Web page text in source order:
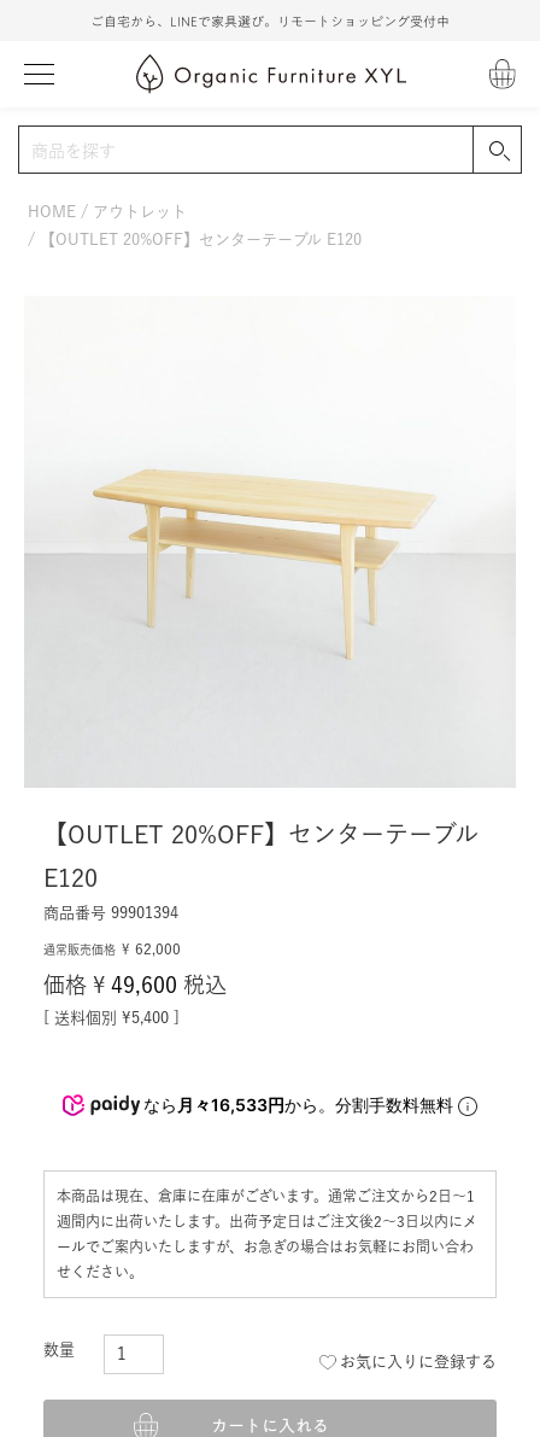
ご自宅から、LINEで家具選び。リモートショッピング受付中
HOME
アウトレット
【OUTLET 20%OFF】センターテーブル E120
【OUTLET 20%OFF】センターテーブル
E120
商品番号 99901394
通常販売価格 ¥ 62,000
価格 ¥ 49,600 税込
送料個別 ¥5,400
なら 月々16,533円から。分割手数料無料
本商品は現在、倉庫に在庫がございます。通常ご注文から2日〜1
週間内に出荷いたします。出荷予定日はご注文後2〜3日以内にメ
ールでご案内いたしますが、お急ぎの場合はお気軽にお問い合わ
せください。
お気に入りに登録する
カートに入れる